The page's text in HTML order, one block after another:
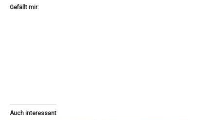
Gefällt mir:
Auch interessant